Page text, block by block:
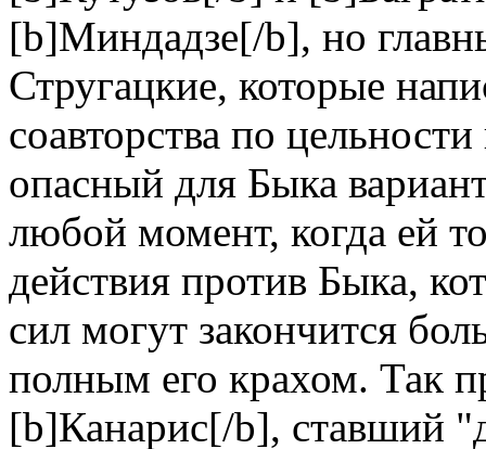
[b]Миндадзе[/b], но
Стругацкие, которые
соавторства по
опасный для Быка
любой момент, когда ей
действия против Быка,
сил могут закончится
полным его крахом. Так
[b]Канарис[/b], ставший